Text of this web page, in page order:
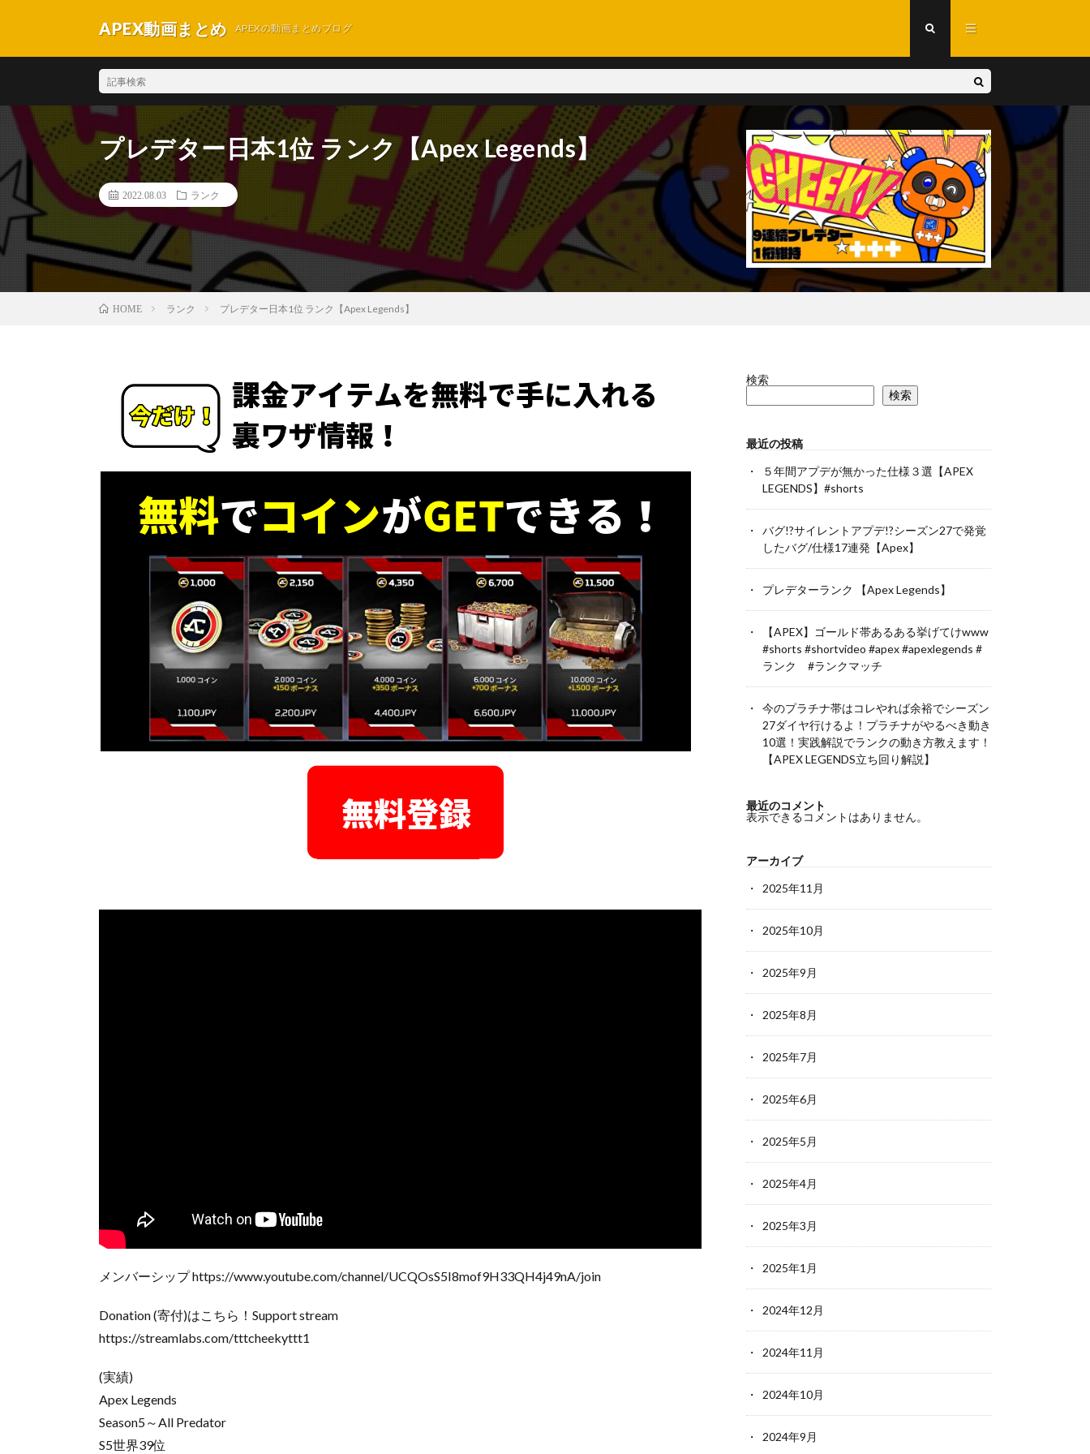
APEX動画まとめ APEXの動画まとめブログ
プレデター日本1位 ランク【Apex Legends】
2022.08.03 ランク
HOME ランク プレデター日本1位 ランク【Apex Legends】
メンバーシップ https://www.youtube.com/channel/UCQOsS5I8mof9H33QH4j49nA/join
Donation (寄付)はこちら！Support stream
https://streamlabs.com/tttcheekyttt1
(実績)
Apex Legends
Season5～All Predator
S5世界39位
検索
検索
最近の投稿
５年間アプデが無かった仕様３選【APEX
LEGENDS】#shorts
バグ!?サイレントアプデ!?シーズン27で発覚
したバグ/仕様17連発【Apex】
プレデターランク 【Apex Legends】
【APEX】ゴールド帯あるある挙げてけwww
#shorts #shortvideo #apex #apexlegends #
ランク #ランクマッチ
今のプラチナ帯はコレやれば余裕でシーズン
27ダイヤ行けるよ！プラチナがやるべき動き
10選！実践解説でランクの動き方教えます！
【APEX LEGENDS立ち回り解説】
最近のコメント
表示できるコメントはありません。
アーカイブ
2025年11月
2025年10月
2025年9月
2025年8月
2025年7月
2025年6月
2025年5月
2025年4月
2025年3月
2025年1月
2024年12月
2024年11月
2024年10月
2024年9月